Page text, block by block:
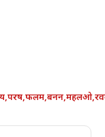
,परष,फलम,बनन,महलओ,